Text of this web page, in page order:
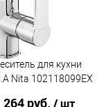
для кухни
Nita 102118099EX
264 руб. / шт